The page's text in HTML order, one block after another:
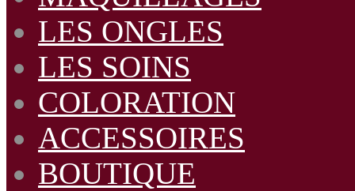
LES ONGLES
LES SOINS
COLORATION
ACCESSOIRES
BOUTIQUE